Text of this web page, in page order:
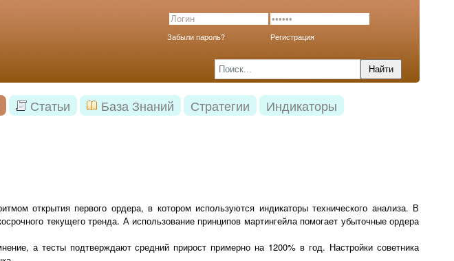
Забыли пароль? Регистрация
Статьи База Знаний Стратегии Индикаторы
открытия первого ордера, в котором используются индикаторы технического анализа. В
текущего тренда. А использование принципов мартингейла помогает убыточные ордера
а тесты подтверждают средний прирост примерно на 1200% в год. Настройки советника